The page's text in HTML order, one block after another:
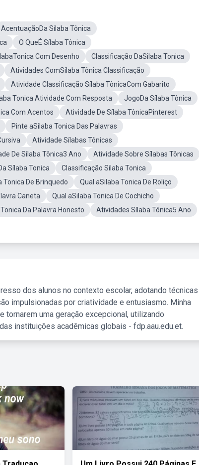
AcentuaçãoDa Sílaba Tônica
O QueÉ Sílaba Tônica
Com Desenho
Classificação DaSilaba Tonica
Atividades ComSílaba Tônica Classificação
Atividade Classificação Sílaba TônicaCom Gabarito
Tonica Atividade Com Resposta
JogoDa Sílaba Tônica
Com Acentos
Atividade De Sílaba TônicaPinterest
Pinte aSilaba Tonica Das Palavras
Atividade Sílabas Tônicas
De Sílaba Tônica3 Ano
Atividade Sobre Sílabas Tônicas
Sílaba Tonica
Classificação Silaba Tonica
Tonica De Brinquedo
Qual aSilaba Tonica De Roliço
Caneta
Qual aSilaba Tonica De Cochicho
Da Palavra Honesto
Atividades Sílaba Tônica5 Ano
dos alunos no contexto escolar, adotando técnicas
impulsionadas por criatividade e entusiasmo. Minha
tornarem uma geração excepcional, utilizando
instituições acadêmicas globais - fdp.aau.edu.et.